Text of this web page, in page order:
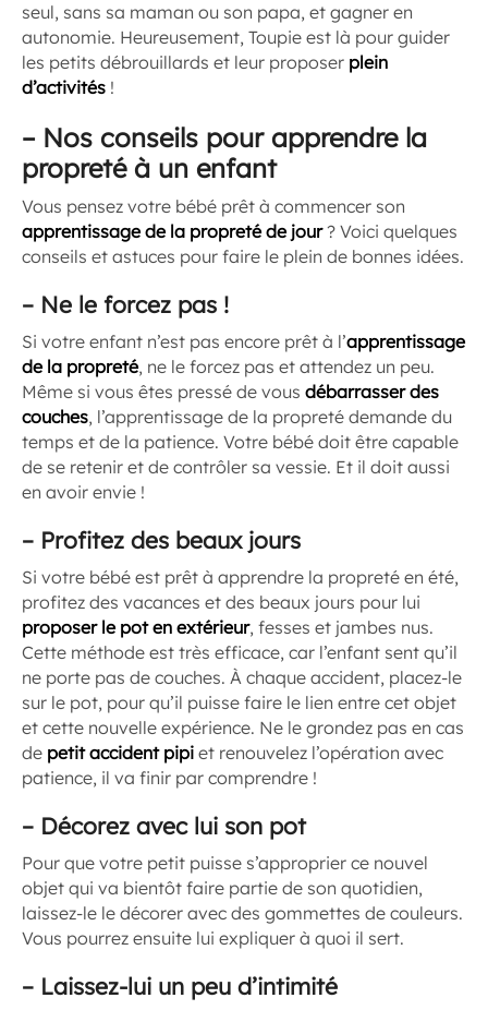
seul, sans sa maman ou son papa, et gagner en
autonomie. Heureusement, Toupie est là pour guider
les petits débrouillards et leur proposer plein
d’activités !
– Nos conseils pour apprendre la
propreté à un enfant
Vous pensez votre bébé prêt à commencer son
apprentissage de la propreté de jour? Voici quelques
conseils et astuces pour faire le plein de bonnes idées.
– Ne le forcez pas !
Si votre enfant n’est pas encore prêt à l’apprentissage
de la propreté, ne le forcez pas et attendez un peu.
Même si vous êtes pressé de vous débarrasser des
couches, l’apprentissage de la propreté demande du
temps et de la patience. Votre bébé doit être capable
de se retenir et de contrôler sa vessie. Et il doit aussi
en avoir envie !
– Profitez des beaux jours
Si votre bébé est prêt à apprendre la propreté en été,
profitez des vacances et des beaux jours pour lui
proposer le pot en extérieur, fesses et jambes nus.
Cette méthode est très efficace, car l’enfant sent qu’il
ne porte pas de couches. À chaque accident, placez-le
sur le pot, pour qu’il puisse faire le lien entre cet objet
et cette nouvelle expérience. Ne le grondez pas en cas
de petit accident pipi et renouvelez l’opération avec
patience, il va finir par comprendre !
– Décorez avec lui son pot
Pour que votre petit puisse s’approprier ce nouvel
objet qui va bientôt faire partie de son quotidien,
laissez-le le décorer avec des gommettes de couleurs.
Vous pourrez ensuite lui expliquer à quoi il sert.
– Laissez-lui un peu d’intimité